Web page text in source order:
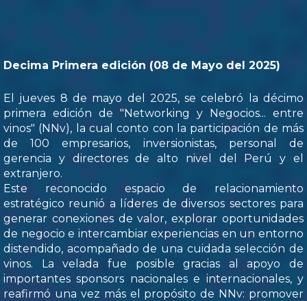
Decima Primera edición (08 de Mayo del 2025)
El jueves 8 de mayo del 2025, se celebró la décimo
primera edición de "Networking y Negocios... entre
vinos" (NNv), la cual conto con la participación de más
de 100 empresarios, inversionistas, personal de
gerencia y directores de alto nivel del Perú y el
extranjero.
Este reconocido espacio de relacionamiento
estratégico reunió a líderes de diversos sectores para
generar conexiones de valor, explorar oportunidades
de negocio e intercambiar experiencias en un entorno
distendido, acompañado de una cuidada selección de
vinos. La velada fue posible gracias al apoyo de
importantes sponsors nacionales e internacionales, y
reafirmó una vez más el propósito de NNv: promover